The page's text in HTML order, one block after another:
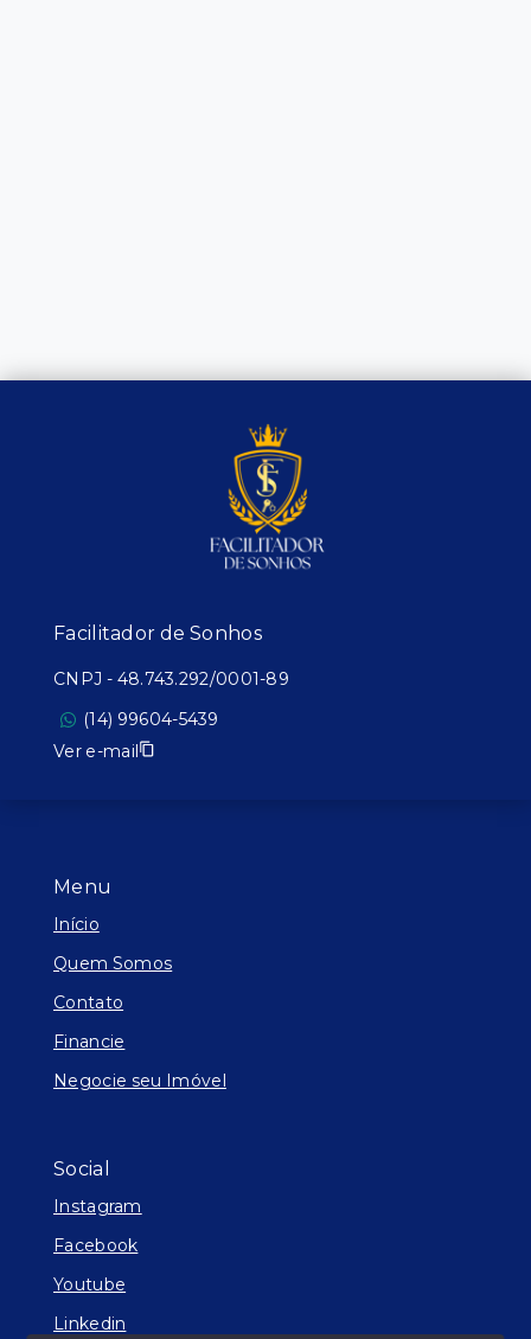
Menu
Início
Quem Somos
Contato
Financie
Negocie seu Imóvel
Social
Instagram
Facebook
Youtube
Linkedin
Facilitador de Sonhos
CNPJ - 48.743.292/0001-89
(14) 99604-5439
Ver e-mail